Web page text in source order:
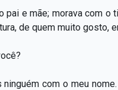
pai e mãe; morava com
de quem muito gosto,
com o meu